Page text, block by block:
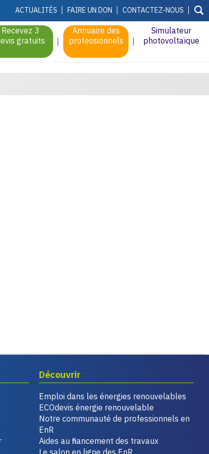
ACTUALITÉS FAIRE UN DON CONTACTEZ-NOUS
Recevez 3
gratuits
Annuaire des
professionnels
Simulateur
photovoltaïque
Découvrir
Emploi dans les énergies renouvelables
ECOdevis énergie renouvelable
Notre communauté de professionnels en
EnR
Aides au financement des travaux
Le salon en ligne des EnR